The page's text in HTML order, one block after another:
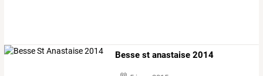
Besse st anastaise 2014